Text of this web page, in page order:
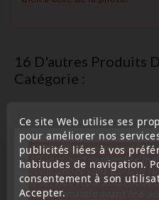
16 D'autres Produits
Catégorie :
Ce site Web utilise ses
pour améliorer nos
publicités liées à vos
habitudes de navigation.
consentement à son
Accepter.
« Attention, notre société
10 aout au 1 septembre
commandes sont traitées
le service réparation nous
télécommande avant le 6